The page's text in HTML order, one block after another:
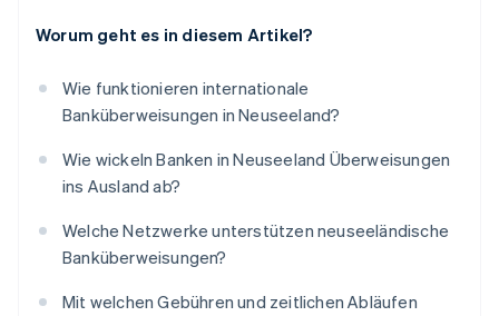
Worum geht es in diesem Artikel?
Wie funktionieren internationale
Banküberweisungen in Neuseeland?
Wie wickeln Banken in Neuseeland Überweisungen
ins Ausland ab?
Welche Netzwerke unterstützen neuseeländische
Banküberweisungen?
Mit welchen Gebühren und zeitlichen Abläufen